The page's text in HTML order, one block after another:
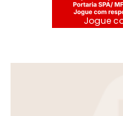
Jogue